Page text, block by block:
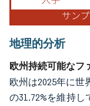
地理的分析
欧州持続可能なフ
欧州は2025年に世
の31.72%を維持し